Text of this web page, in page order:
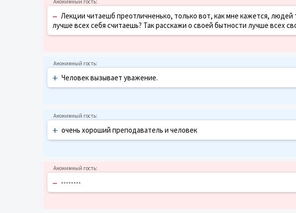
– Лекции читаешб преотличненько, только вот, как мне кажется,
лучше всех себя считаешь? Так расскажи о своей бытности лучше всех
+ Человек вызывает уважение.
+ очень хороший преподаватель и человек
– --------